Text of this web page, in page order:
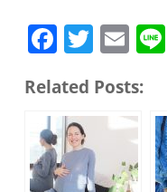
Fa
bo
ok
T
tte
r
E
ail
Related Posts: